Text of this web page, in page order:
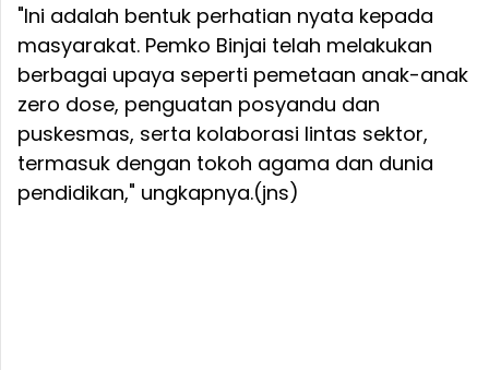
"Ini adalah bentuk perhatian nyata kepada
masyarakat. Pemko Binjai telah melakukan
berbagai upaya seperti pemetaan anak-anak
zero dose, penguatan posyandu dan
puskesmas, serta kolaborasi lintas sektor,
termasuk dengan tokoh agama dan dunia
pendidikan," ungkapnya.(jns)